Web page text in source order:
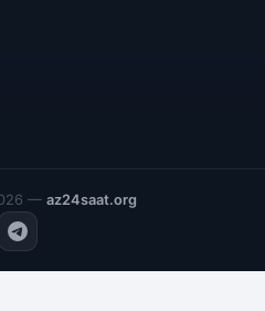
— az24saat.org